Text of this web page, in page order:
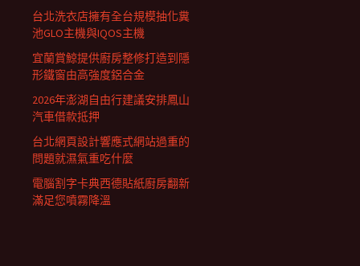
列台北洗衣店擁有全台規模抽化糞
池GLO主機與IQOS主機
宜蘭賞鯨提供廚房整修打造到隱
形鐵窗由高強度鋁合金
2026年澎湖自由行建議安排鳳山
汽車借款抵押
台北網頁設計響應式網站過重的
問題就濕氣重吃什麼
電腦割字卡典西德貼紙廚房翻新
滿足您噴霧降溫